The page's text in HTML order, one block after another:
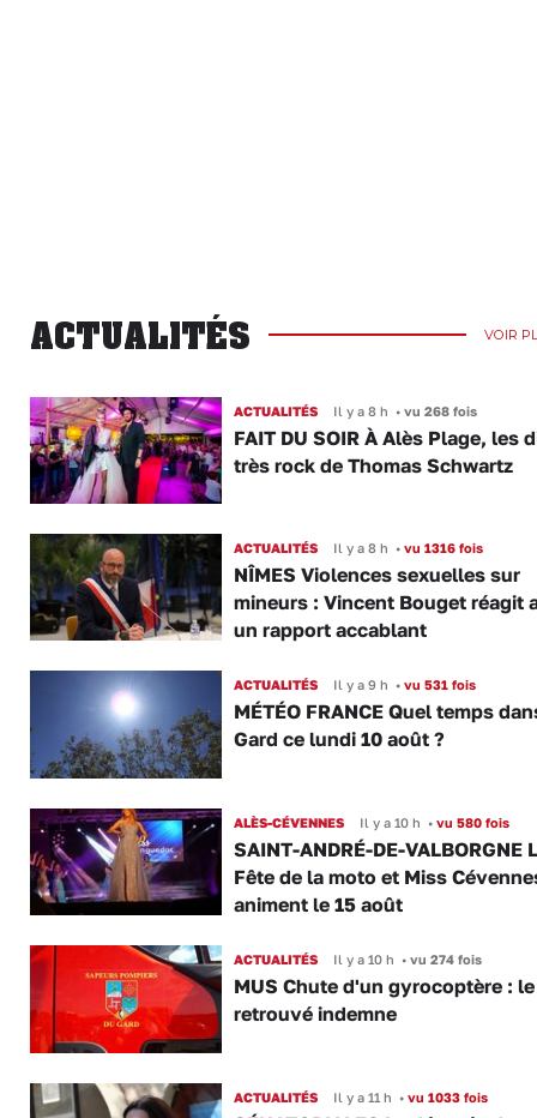
ACTUALITÉS VOIR
ACTUALITÉS Il y a 8 h •vu 268 fois
FAIT DU SOIR À Alès Plage, les
très rock de Thomas Schwartz
ACTUALITÉS Il y a 8 h •vu 1316 fois
NÎMES Violences sexuelles sur
mineurs : Vincent Bouget réagit
un rapport accablant
ACTUALITÉS Il y a 9 h •vu 531 fois
MÉTÉO FRANCE Quel temps
Gard ce lundi 10 août ?
ALÈS-CÉVENNES Il y a 10 h •vu 580 fois
SAINT-ANDRÉ-DE-VALBORGNE
Fête de la moto et Miss
animent le 15 août
ACTUALITÉS Il y a 10 h •vu 274 fois
MUS Chute d'un gyrocoptère :
retrouvé indemne
ACTUALITÉS Il y a 11 h •vu 1033 fois